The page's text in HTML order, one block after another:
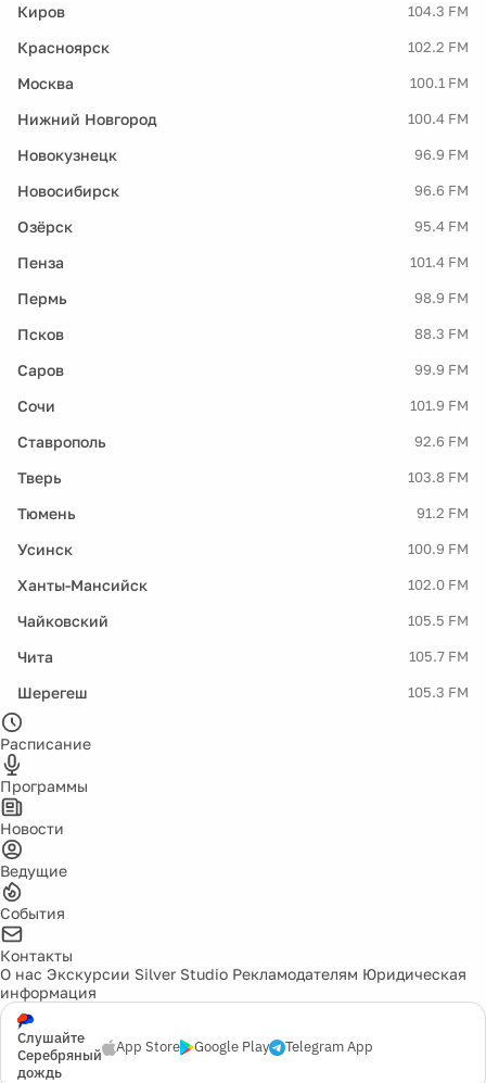
Киров 104.3 FM
Красноярск 102.2 FM
Москва 100.1 FM
Нижний Новгород 100.4 FM
Новокузнецк 96.9 FM
Новосибирск 96.6 FM
Озёрск 95.4 FM
Пенза 101.4 FM
Пермь 98.9 FM
Псков 88.3 FM
Саров 99.9 FM
Сочи 101.9 FM
Ставрополь 92.6 FM
Тверь 103.8 FM
Тюмень 91.2 FM
Усинск 100.9 FM
Ханты-Мансийск 102.0 FM
Чайковский 105.5 FM
Чита 105.7 FM
Шерегеш 105.3 FM
Расписание
Программы
Новости
Ведущие
События
Контакты
О нас Экскурсии Silver Studio Рекламодателям Юридическая
информация
Слушайте
Серебряный
дождь
App Store Google Play Telegram App